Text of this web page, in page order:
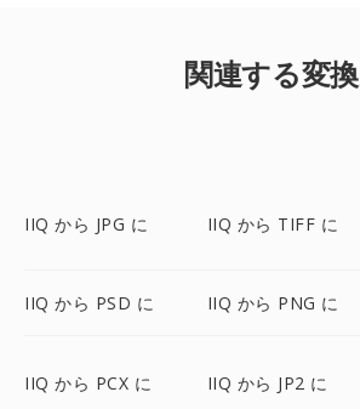
関連する変換
IIQ から JPG に IIQ から TIFF に
IIQ から PSD に IIQ から PNG に
IIQ から PCX に IIQ から JP2 に